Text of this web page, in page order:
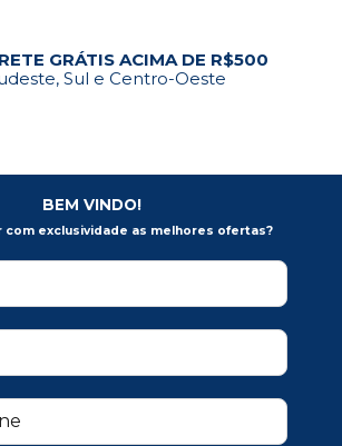
GRÁTIS ACIMA DE R$500
Sul e Centro-Oeste
BEM VINDO!
com exclusividade as melhores ofertas?